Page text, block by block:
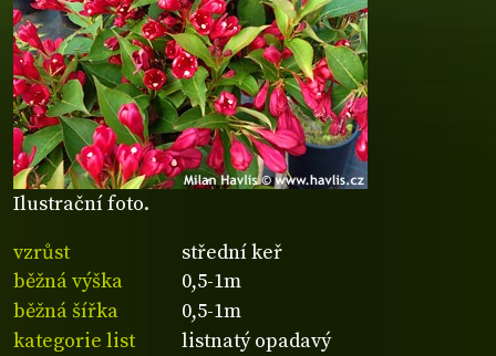
Ilustrační foto.
vzrůst
střední keř
běžná výška
0,5-1m
běžná šířka
0,5-1m
kategorie list
listnatý opadavý